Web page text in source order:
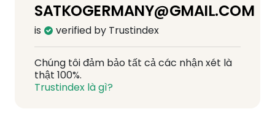
SATKOGERMANY@GMAIL.COM
is verified by Trustindex
Chúng tôi đảm bảo tất cả các nhận xét là
thật 100%.
Trustindex là gì?